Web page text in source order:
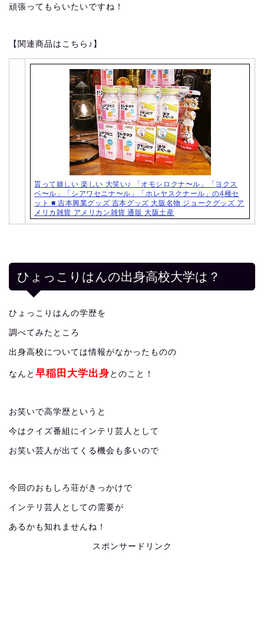
頑張ってもらいたいですね！
【関連商品はこちら♪】
貰って嬉しい 楽しい 大笑い♪ 「オモシロクナ〜ル」「ヨクス
ベ〜ル」「シアワセニナ〜ル」「ホレヤスクナール」の4種セ
ット ■ 吉本興業グッズ 吉本グッズ 大阪名物 ジョークグッズ ア
メリカ雑貨 アメリカン雑貨 通販 大阪土産
ひょっこりはんの出身高校大学は？
ひょっこりはんの学歴を
調べてみたところ
出身高校については情報がなかったものの
なんと 早稲田大学出身 とのこと！
お笑いで高学歴というと
今はクイズ番組にインテリ芸人として
お笑い芸人が出てくる機会も多いので
今回のおもしろ荘がきっかけで
インテリ芸人としての需要が
あるかも知れませんね！
スポンサードリンク